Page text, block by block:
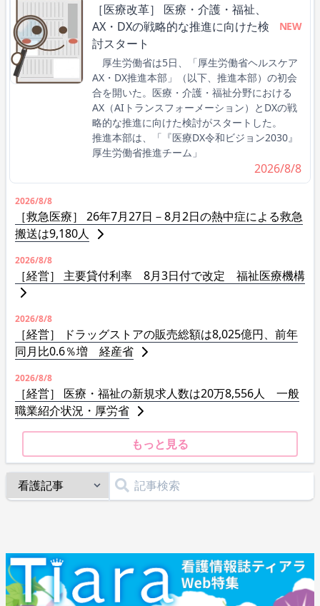
［医療改革］ 医療・介護・福祉、
AX・DXの戦略的な推進に向けた検
討スタート
NEW
厚生労働省は5日、「厚生労働省ヘルスケア
AX・DX推進本部」（以下、推進本部）の初会
合を開いた。医療・介護・福祉分野における
AX（AIトランスフォーメーション）とDXの戦
略的な推進に向けた検討がスタートした。
推進本部は、「『医療DX令和ビジョン2030』
厚生労働省推進チーム」
2026/8/8
2026/8/8
［救急医療］ 26年7月27日－8月2日の熱中症による救急
搬送は9,180人
2026/8/8
［経営］ 主要貸付利率 8月3日付で改定 福祉医療機構
2026/8/8
［経営］ ドラッグストアの販売総額は8,025億円、前年
同月比0.6％増 経産省
2026/8/8
［経営］ 医療・福祉の新規求人数は20万8,556人 一般
職業紹介状況・厚労省
もっと見る